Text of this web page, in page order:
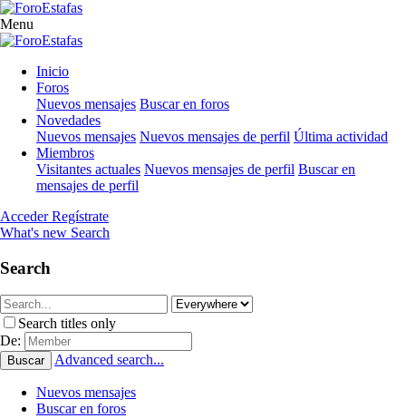
Menu
Inicio
Foros
Nuevos mensajes Buscar en foros
Novedades
Nuevos mensajes Nuevos mensajes de perfil Última actividad
Miembros
Visitantes actuales Nuevos mensajes de perfil Buscar en
mensajes de perfil
Acceder Regístrate
What's new Search
Search
Search titles only
De:
Buscar Advanced search...
Nuevos mensajes
Buscar en foros